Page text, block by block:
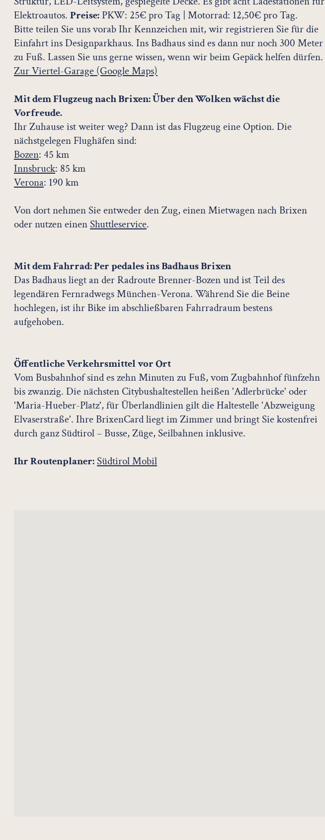
Elektroautos. Preise:PKW: 25€ pro Tag | Motorrad: 12,50€ pro Tag.
Bitte teilen Sie uns vorab Ihr Kennzeichen mit, wir registrieren Sie für die
Einfahrt ins Designparkhaus. Ins Badhaus sind es dann nur noch 300 Meter
zu Fuß. Lassen Sie uns gerne wissen, wenn wir beim Gepäck helfen dürfen.
Zur Viertel-Garage (Google Maps)
Mit dem Flugzeug nach Brixen: Über den Wolken wächst die
Vorfreude.
Ihr Zuhause ist weiter weg? Dann ist das Flugzeug eine Option. Die
nächstgelegen Flughäfen sind:
Bozen: 45 km
Innsbruck: 85 km
Verona: 190 km
Von dort nehmen Sie entweder den Zug, einen Mietwagen nach Brixen
oder nutzen einenShuttleservice.
Mit dem Fahrrad: Per pedales ins Badhaus Brixen
Das Badhaus liegt an der Radroute Brenner-Bozen und ist Teil des
legendären Fernradwegs München-Verona. Während Sie die Beine
hochlegen, ist ihr Bike im abschließbaren Fahrradraum bestens
aufgehoben.
Öffentliche Verkehrsmittel vor Ort
Vom Busbahnhof sind es zehn Minuten zu Fuß, vom Zugbahnhof fünfzehn
bis zwanzig. Die nächsten Citybushaltestellen heißen 'Adlerbrücke' oder
'Maria-Hueber-Platz', für Überlandlinien gilt die Haltestelle 'Abzweigung
Elvaserstraße'. Ihre BrixenCard liegt im Zimmer und bringt Sie kostenfrei
durch ganz Südtirol – Busse, Züge, Seilbahnen inklusive.
Ihr Routenplaner:Südtirol Mobil